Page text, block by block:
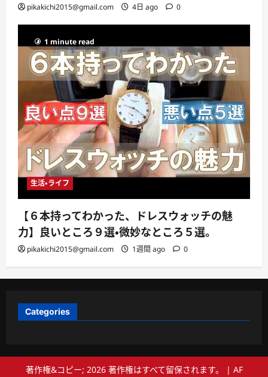
pikakichi2015@gmail.com 4日 ago 0
1 minute read
生活・ライフ
【６本持ってわかった、ドレスウォッチの魅
力】良いところ９選・微妙なところ５選。
pikakichi2015@gmail.com 1週間 ago 0
Categories
著作権&コピー; 2026 著作権はすべて留保されます。 | AF